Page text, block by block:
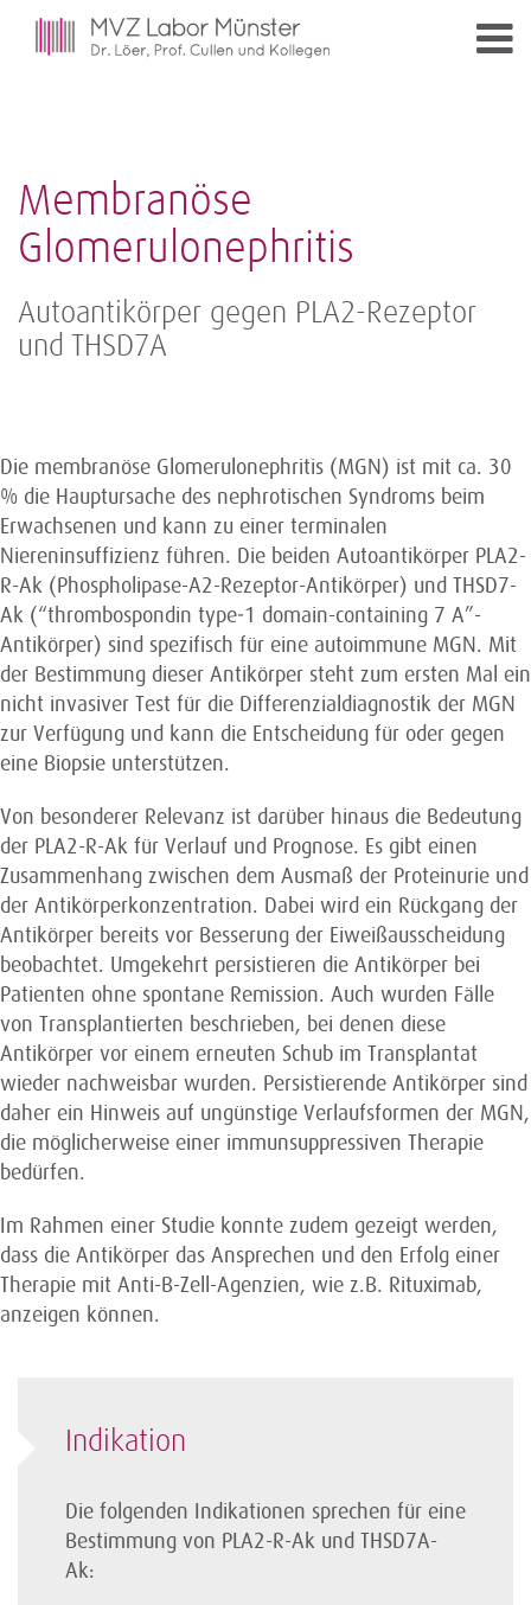
Membranöse
Glomerulonephritis
Autoantikörper gegen PLA2-Rezeptor
und THSD7A
Die membranöse Glomerulonephritis (MGN) ist mit ca. 30
% die Hauptursache des nephrotischen Syndroms beim
Erwachsenen und kann zu einer terminalen
Niereninsuffizienz führen. Die beiden Autoantikörper PLA2-
R-Ak (Phospholipase-A2-Rezeptor-Antikörper) und THSD7-
Ak (“thrombospondin type‑1 domain-containing 7 A”-
Antikörper) sind spezifisch für eine autoimmune MGN. Mit
der Bestimmung dieser Antikörper steht zum ersten Mal ein
nicht invasiver Test für die Differenzia­l­diagnostik der MGN
zur Verfügung und kann die Entscheidung für oder gegen
eine Biopsie unterstützen.
Von besonderer Relevanz ist darüber hinaus die Bedeutung
der PLA2-R-Ak für Verlauf und Prognose. Es gibt einen
Zusammenhang zwischen dem Ausmaß der Proteinurie und
der Antikörperkonzentration. Dabei wird ein Rückgang der
Antikörper bereits vor Besserung der Eiweißausscheidung
beobachtet. Umgekehrt persistieren die Antikörper bei
Patienten ohne spontane Remission. Auch wurden Fälle
von Transplantierten beschrieben, bei denen diese
Antikörper vor einem erneuten Schub im Transplantat
wieder nachweisbar wurden. Persistierende Antikörper sind
daher ein Hinweis auf ungünstige Verlaufsformen der MGN,
die möglicherweise einer immunsuppressiven Therapie
bedürfen.
Im Rahmen einer Studie konnte zudem gezeigt werden,
dass die Antikörper das Ansprechen und den Erfolg einer
Therapie mit Anti-B-Zell-Agenzien, wie z.B. Rituximab,
anzeigen können.
Indikation
Die folgenden Indikationen sprechen für eine
Bestimmung von PLA2-R-Ak und THSD7A-
Ak: